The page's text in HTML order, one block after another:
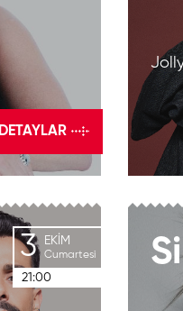
DETAYLAR
3 EKIM
Cumartesi
21:00